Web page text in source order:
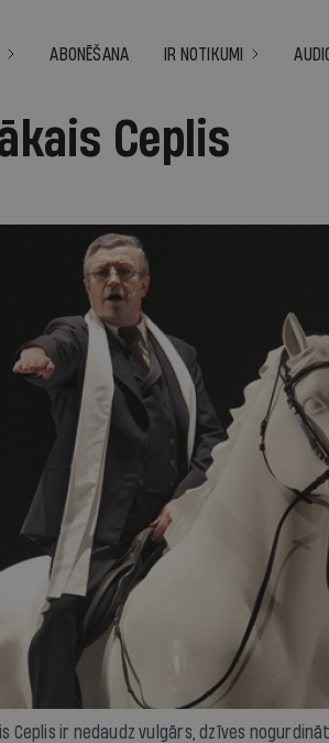
ABONĒŠANA IR NOTIKUMI
Ceplis
Ceplis ir nedaudz vulgārs, dzīves